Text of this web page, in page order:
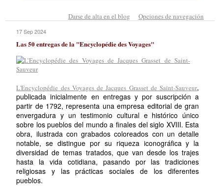
Darse de alta en el blog Opciones de navegación
17 Sep 2024
Las 50 entregas de la "Encyclopédie des Voyages"
L'Encyclopédie des Voyages de Jacques Grasset de Saint-Sauveur,
publicada inicialmente en entregas y por suscripción a
partir de 1792, representa una empresa editorial de gran
envergadura y un testimonio cultural e histórico único
sobre los pueblos del mundo a finales del siglo XVIII. Esta
obra, ilustrada con grabados coloreados con un detalle
notable, se distingue por su riqueza iconográfica y la
diversidad de temas tratados, que van desde los trajes
hasta la vida cotidiana, pasando por las tradiciones
religiosas y las prácticas sociales de los diferentes
pueblos.